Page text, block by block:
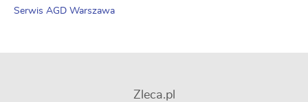
Serwis AGD Warszawa
Zleca.pl